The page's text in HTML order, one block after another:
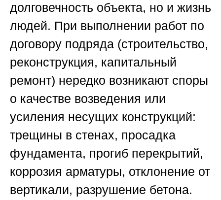
долговечность объекта, но и жизнь
людей. При выполнении работ по
договору подряда (строительство,
реконструкция, капитальный
ремонт) нередко возникают споры
о качестве возведения или
усиления несущих конструкций:
трещины в стенах, просадка
фундамента, прогиб перекрытий,
коррозия арматуры, отклонение от
вертикали, разрушение бетона.